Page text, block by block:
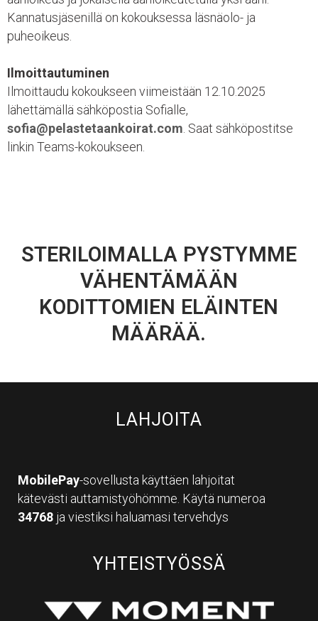
Kannatusjäsenillä on kokouksessa läsnäolo- ja
puheoikeus.
Ilmoittautuminen
Ilmoittaudu kokoukseen viimeistään 12.10.2025
lähettämällä sähköpostia Sofialle,
sofia@pelastetaankoirat.com . Saat sähköpostitse
linkin Teams-kokoukseen.
STERILOIMALLA PYSTYMME
VÄHENTÄMÄÄN
KODITTOMIEN ELÄINTEN
MÄÄRÄÄ.
LAHJOITA
MobilePay-sovellusta käyttäen lahjoitat
kätevästi auttamistyöhömme. Käytä numeroa
34768 ja viestiksi haluamasi tervehdys
YHTEISTYÖSSÄ